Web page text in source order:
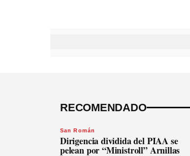
RECOMENDADO
San Román
Dirigencia dividida del PIAA se
pelean por “Ministroll” Arnillas